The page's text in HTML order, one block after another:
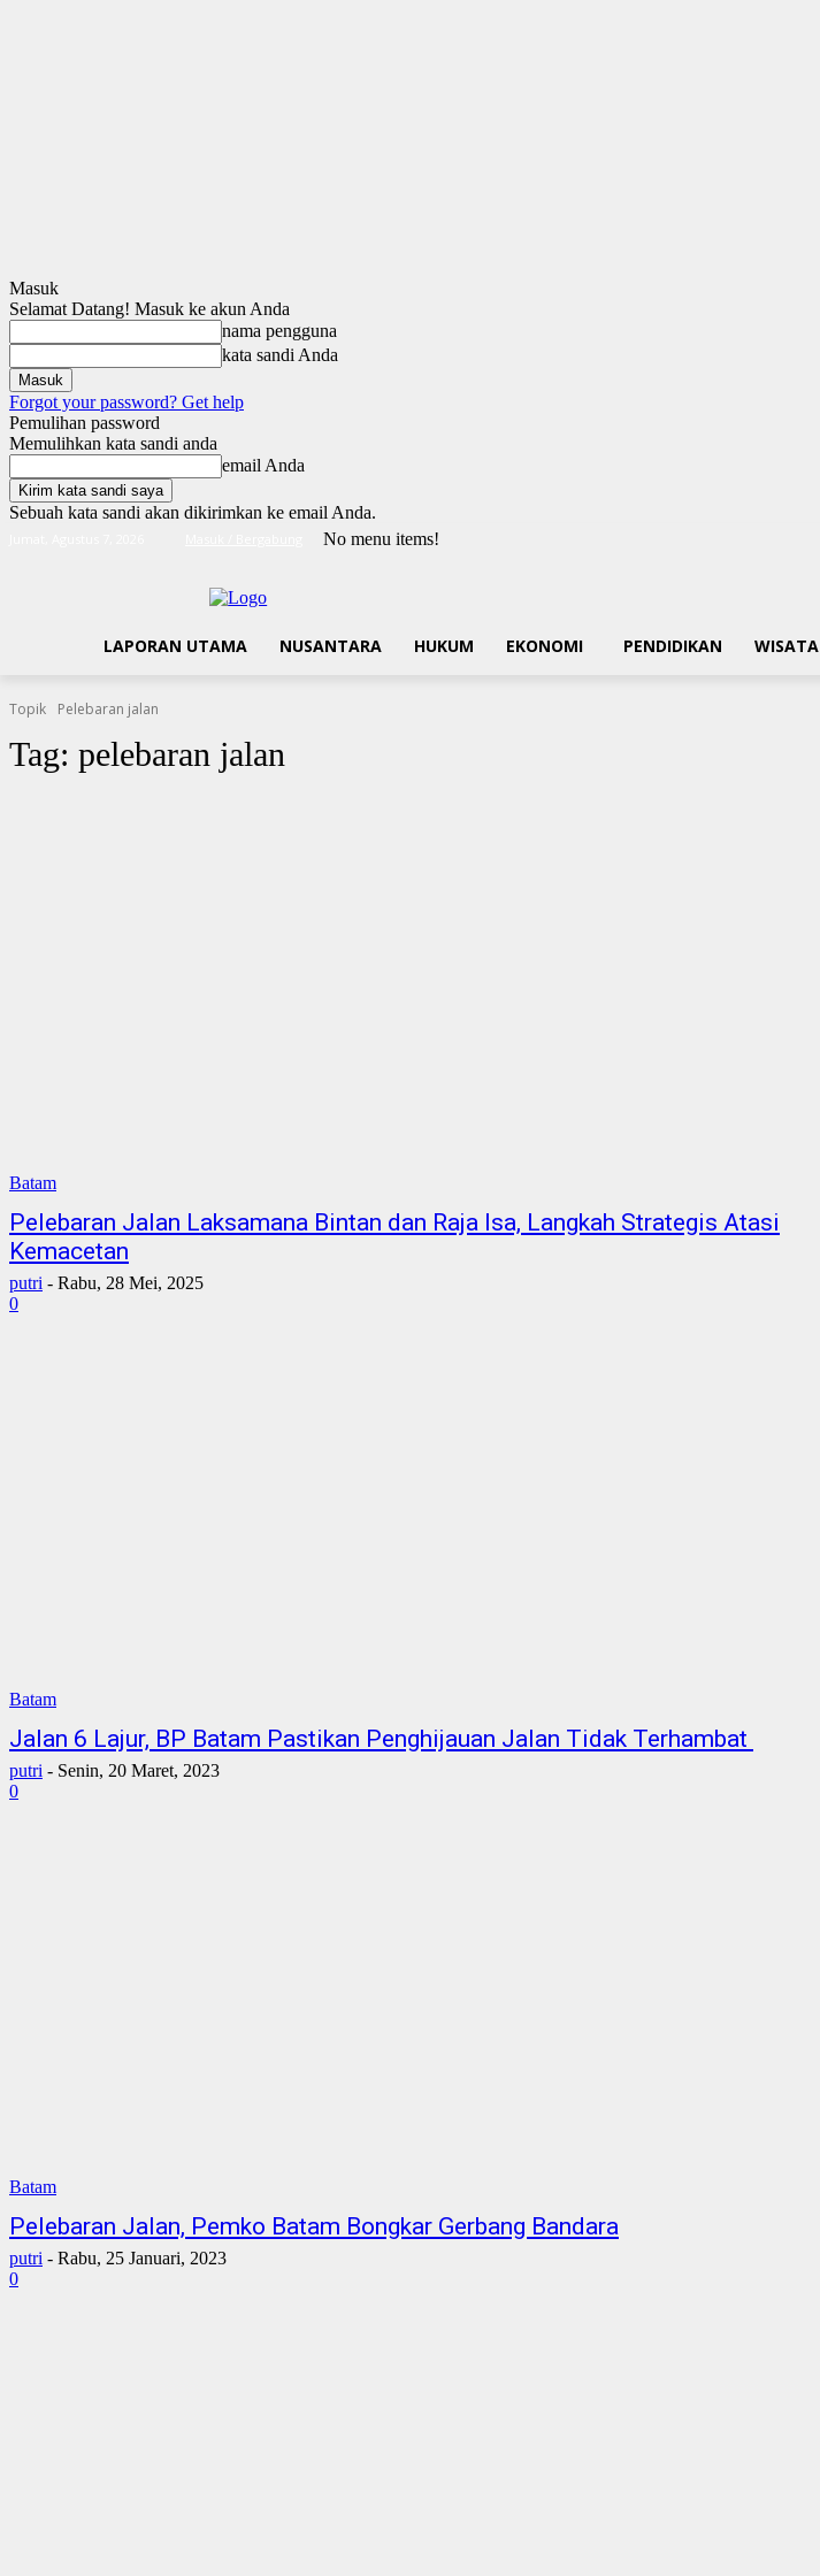
Masuk
Selamat Datang! Masuk ke akun Anda
nama pengguna
kata sandi Anda
Forgot your password? Get help
Pemulihan password
Memulihkan kata sandi anda
email Anda
Sebuah kata sandi akan dikirimkan ke email Anda.
No menu items!
LAPORAN UTAMA NUSANTARA HUKUM EKONOMI PENDIDIKAN WISATA
Topik Pelebaran jalan
Tag: pelebaran jalan
Batam
Pelebaran Jalan Laksamana Bintan dan Raja Isa, Langkah Strategis Atasi
Kemacetan
putri - Rabu, 28 Mei, 2025
0
Batam
Jalan 6 Lajur, BP Batam Pastikan Penghijauan Jalan Tidak Terhambat
putri - Senin, 20 Maret, 2023
0
Batam
Pelebaran Jalan, Pemko Batam Bongkar Gerbang Bandara
putri - Rabu, 25 Januari, 2023
0